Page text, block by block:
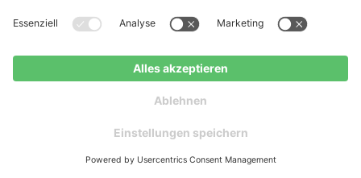
PV in Mülheim a. d. Ruhr
Kostenloser